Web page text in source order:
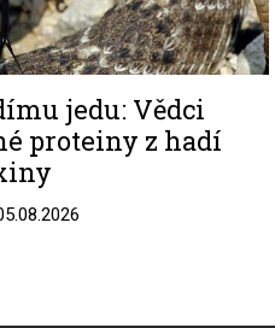
jedu: Vědci
proteiny z hadí